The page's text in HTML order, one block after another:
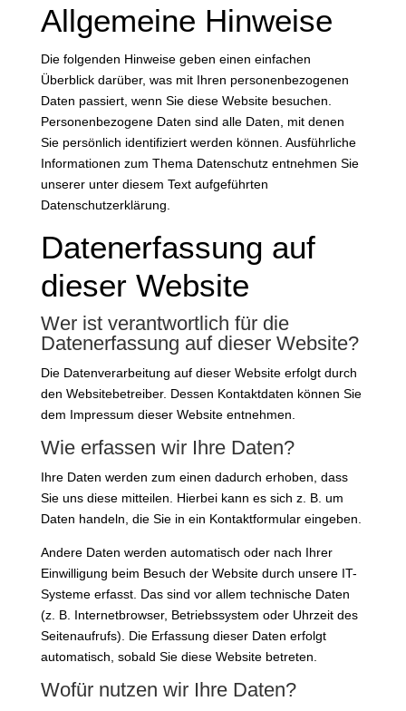
Allgemeine Hinweise
Die folgenden Hinweise geben einen einfachen
Überblick darüber, was mit Ihren personenbezogenen
Daten passiert, wenn Sie diese Website besuchen.
Personenbezogene Daten sind alle Daten, mit denen
Sie persönlich identifiziert werden können. Ausführliche
Informationen zum Thema Datenschutz entnehmen Sie
unserer unter diesem Text aufgeführten
Datenschutzerklärung.
Datenerfassung auf
dieser Website
Wer ist verantwortlich für die
Datenerfassung auf dieser Website?
Die Datenverarbeitung auf dieser Website erfolgt durch
den Websitebetreiber. Dessen Kontaktdaten können Sie
dem Impressum dieser Website entnehmen.
Wie erfassen wir Ihre Daten?
Ihre Daten werden zum einen dadurch erhoben, dass
Sie uns diese mitteilen. Hierbei kann es sich z. B. um
Daten handeln, die Sie in ein Kontaktformular eingeben.
Andere Daten werden automatisch oder nach Ihrer
Einwilligung beim Besuch der Website durch unsere IT-
Systeme erfasst. Das sind vor allem technische Daten
(z. B. Internetbrowser, Betriebssystem oder Uhrzeit des
Seitenaufrufs). Die Erfassung dieser Daten erfolgt
automatisch, sobald Sie diese Website betreten.
Wofür nutzen wir Ihre Daten?